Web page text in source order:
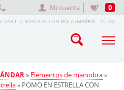
Mi cuenta 0
VARILLA ROSCADA CON BOLA (Modelo : 15-78)
» Elementos de maniobra»
» POMO EN ESTRELLA CON